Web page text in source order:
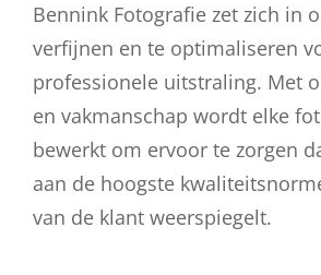
Bennink Fotografie zet zich in
verfijnen en te optimaliseren
professionele uitstraling. Met
en vakmanschap wordt elke
bewerkt om ervoor te zorgen
aan de hoogste
van de klant weerspiegelt.